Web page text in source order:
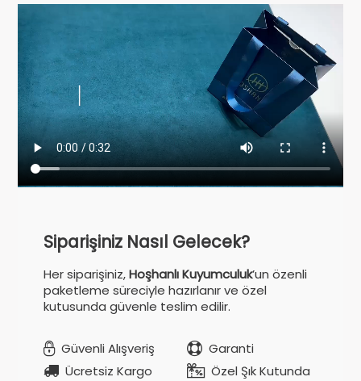
Siparişiniz Nasıl Gelecek?
Her siparişiniz,Hoşhanlı Kuyumculuk’un özenli
paketleme süreciyle hazırlanır ve özel
kutusunda güvenle teslim edilir.
Güvenli Alışveriş
Garanti
Ücretsiz Kargo
Özel Şık Kutunda